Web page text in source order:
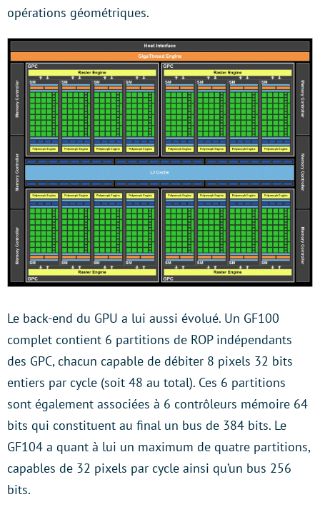
opérations géométriques.
Le back-end du GPU a lui aussi évolué. Un GF100
complet contient 6 partitions de ROP indépendants
des GPC, chacun capable de débiter 8 pixels 32 bits
entiers par cycle (soit 48 au total). Ces 6 partitions
sont également associées à 6 contrôleurs mémoire 64
bits qui constituent au final un bus de 384 bits. Le
GF104 a quant à lui un maximum de quatre partitions,
capables de 32 pixels par cycle ainsi qu’un bus 256
bits.